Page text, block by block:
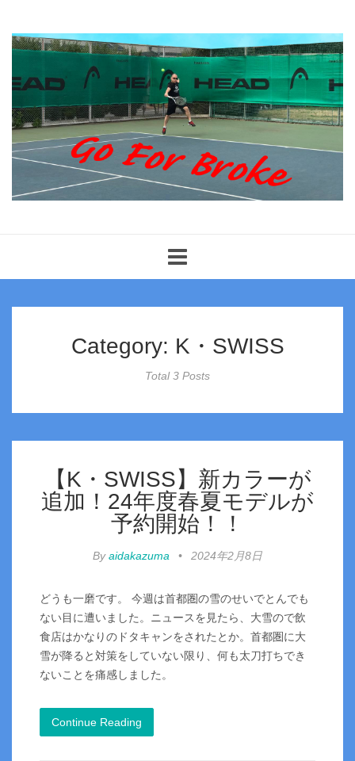
navigation
Category: K・SWISS
Total 3 Posts
【K・SWISS】新カラーが
追加！24年度春夏モデルが
予約開始！！
Byaidakazuma • 2024年2月8日
どうも一磨です。 今週は首都圏の雪のせいでとんでも
ない目に遭いました。ニュースを見たら、大雪ので飲
食店はかなりのドタキャンをされたとか。首都圏に大
雪が降ると対策をしていない限り、何も太刀打ちでき
ないことを痛感しました。
Continue Reading